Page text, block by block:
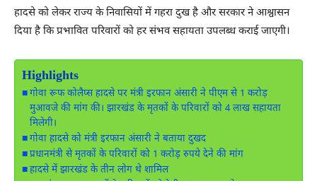
हादसे को लेकर राज्य के निवासियों में गहरा दुख है और सरकार ने आश्वासन
दिया है कि प्रभावित परिवारों को हर संभव सहायता उपलब्ध कराई जाएगी।
Highlights
गोवा रूफ कोलैप्स हादसे पर मंत्री इरफान अंसारी ने पीएम से 1 करोड़
मुआवजे की मांग की। झारखंड के मृतकों के परिवारों को 4 लाख सहायता
मिलेगी।
गोवा हादसे को मंत्री इरफान अंसारी ने बताया दुखद
प्रधानमंत्री से मृतकों के परिवारों को 1 करोड़ रुपये देने की मांग
हादसे में झारखंड के तीन लोग थे शामिल